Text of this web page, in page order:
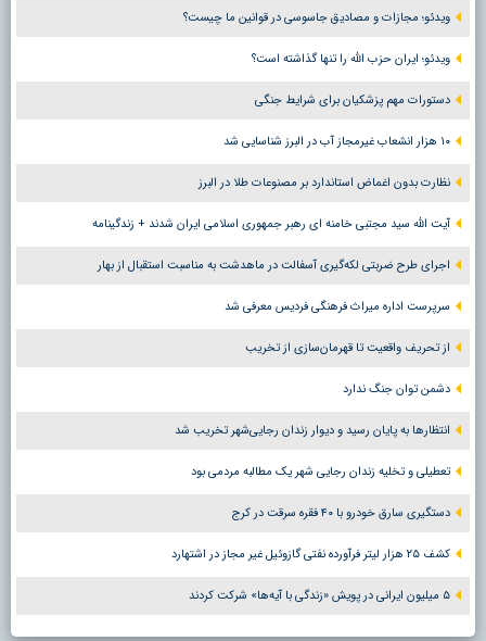
ویدئو؛ مجازات و مصادیق جاسوسی در قوانین ما چیست؟
ویدئو؛ ایران حزب الله را تنها گذاشته است؟
دستورات مهم پزشکیان برای شرایط جنگی
۱۰ هزار انشعاب غیرمجاز آب در البرز شناسایی شد
نظارت بدون اغماض استاندارد بر مصنوعات طلا در البرز
آیت الله سید مجتبی خامنه ای رهبر جمهوری اسلامی ایران شدند + زندگینامه
اجرای طرح ضربتی لکه‌گیری آسفالت در ماهدشت به مناسبت استقبال از بهار
سرپرست اداره میراث فرهنگی فردیس معرفی شد
از تحریف واقعیت تا قهرمان‌سازی از تخریب
دشمن توان جنگ ندارد
انتظارها به پایان رسید و دیوار زندان رجایی‌شهر تخریب شد
تعطیلی و تخلیه زندان رجایی شهر یک مطالبه مردمی بود
دستگیری سارق خودرو با ۴۰ فقره سرقت در کرج
کشف ۲۵ هزار لیتر فرآورده نفتی گازوئیل غیر مجاز در اشتهارد
۵ میلیون ایرانی در پویش «زندگی با آیه‌ها» شرکت کردند